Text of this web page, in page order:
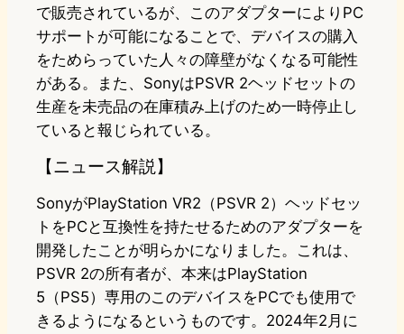
で販売されているが、このアダプターによりPC
サポートが可能になることで、デバイスの購入
をためらっていた人々の障壁がなくなる可能性
がある。また、SonyはPSVR 2ヘッドセットの
生産を未売品の在庫積み上げのため一時停止し
ていると報じられている。
【ニュース解説】
SonyがPlayStation VR2（PSVR 2）ヘッドセッ
トをPCと互換性を持たせるためのアダプターを
開発したことが明らかになりました。これは、
PSVR 2の所有者が、本来はPlayStation
5（PS5）専用のこのデバイスをPCでも使用で
きるようになるというものです。2024年2月に